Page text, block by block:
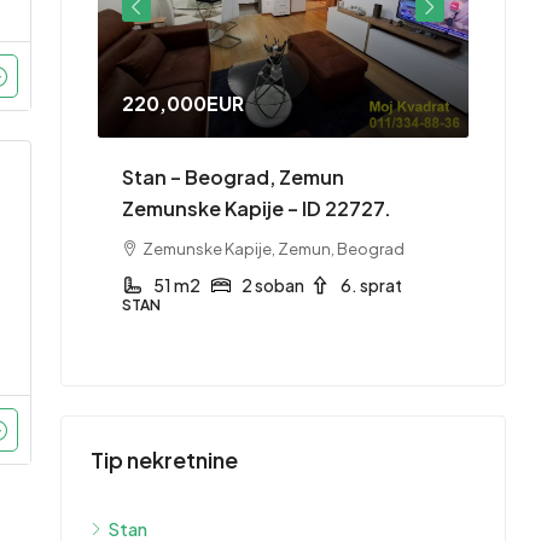
220,000EUR
Stan – Beograd, Zemun
Zemunske Kapije – ID 22727.
Zemunske Kapije, Zemun, Beograd
51 m2 2 soban 6. sprat
STAN
Tip nekretnine
Stan